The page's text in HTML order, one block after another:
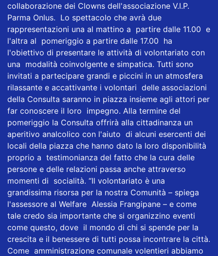
collaborazione dei Clowns dell'associazione V.I.P.
Parma Onlus. Lo spettacolo che avrà due
rappresentazioni una al mattino a partire dalle 11.00 e
l'altra al pomeriggio a partire dalle 17.00 ha
l'obiettivo di presentare le attività di volontariato con
una modalità coinvolgente e simpatica. Tutti sono
invitati a partecipare grandi e piccini in un atmosfera
rilassante e accattivante i volontari delle associazioni
della Consulta saranno in piazza insieme agli attori per
far conoscere il loro impegno. Alla termine del
pomeriggio la Consulta offrirà alla cittadinanza un
aperitivo analcolico con l'aiuto di alcuni esercenti dei
locali della piazza che hanno dato la loro disponibilità
proprio a testimonianza del fatto che la cura delle
persone e delle relazioni passa anche attraverso
momenti di socialità. “Il volontariato è una
grandissima risorsa per la nostra Comunità – spiega
l'assessore al Welfare Alessia Frangipane – e come
tale credo sia importante che si organizzino eventi
come questo, dove il mondo di chi si spende per la
crescita e il benessere di tutti possa incontrare la città.
Come amministrazione comunale volentieri abbiamo